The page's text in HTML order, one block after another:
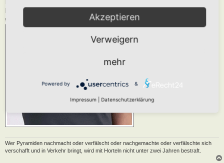
Bei Fragen könnt Ihr Euch gerne jederzeit an Peter unter
info@wilbee.de
wenden.
Wer Pyramiden nachmacht oder verfälscht oder nachgemachte oder verfälschte sich
verschafft und in Verkehr bringt, wird mit Horteln nicht unter zwei Jahren bestraft.
Akzeptieren
Verweigern
mehr
Powered by &
Impressum Datenschutzerklärung